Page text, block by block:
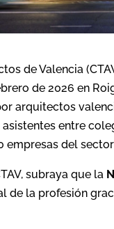
de Valencia
de 2026 en
arquitectos
entre
empresas del
subraya que la
de la profesión